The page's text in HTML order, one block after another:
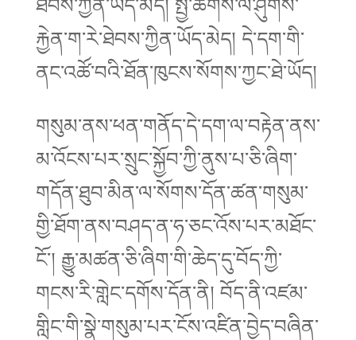
རྐྱེན་ག་རེ་ཐེབས་ཀྱིན་ཡོད་མེད། དེ་དག་གི་
ནང་འཚོ་བའི་ཐོན་ཁུངས་སོགས་ཀྱང་ཐེ་ཡོད།
གསུམ་ནས་ཕན་གནོད་དེ་དག་ལ་བརྟེན་ནས་
མ་འོངས་པར་སྲུང་སྐྱོབ་ཀྱི་ནུས་པ་ཅི་ཞིག་
གདོན་ཐུབ་མིན་ལ་སོགས་དོན་ཚན་གསུམ་
གྱི་ཐོག་ནས་བཤད་ན་ཧ་ཅང་འོས་པར་མཐོང་
ངོ་། རྒྱུ་མཚན་ཅི་ཞིག་གི་ཆེད་དུ་བོད་ཀྱི་
གངས་རི་གླེང་དགོས་དོན་ནི། བོད་ནི་འཛམ་
གླིང་གི་སྣེ་གསུམ་པར་ངོས་འཛིན་བྱེད་བཞིན་